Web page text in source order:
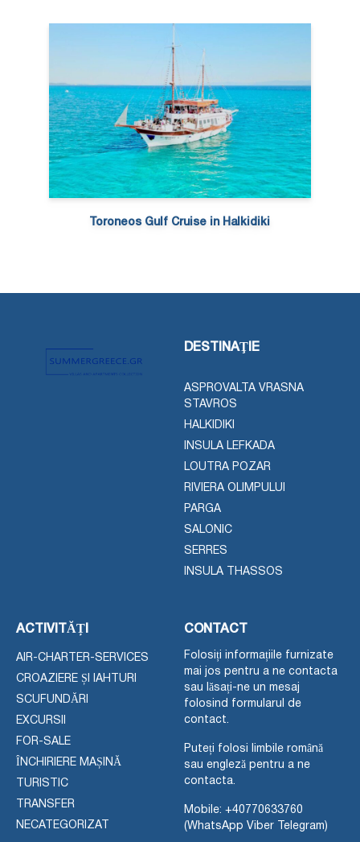
Toroneos Gulf Cruise in Halkidiki
DESTINAŢIE
ASPROVALTA VRASNA
STAVROS
HALKIDIKI
INSULA LEFKADA
LOUTRA POZAR
RIVIERA OLIMPULUI
PARGA
SALONIC
SERRES
INSULA THASSOS
ACTIVITĂȚI
AIR-CHARTER-SERVICES
CROAZIERE ȘI IAHTURI
SCUFUNDĂRI
EXCURSII
FOR-SALE
ÎNCHIRIERE MAȘINĂ
TURISTIC
TRANSFER
NECATEGORIZAT
CONTACT
Folosiți informațiile furnizate
mai jos pentru a ne contacta
sau lăsați-ne un mesaj
folosind formularul de
contact.
Puteți folosi limbile română
sau engleză pentru a ne
contacta.
Mobile: +40770633760
(WhatsApp Viber Telegram)